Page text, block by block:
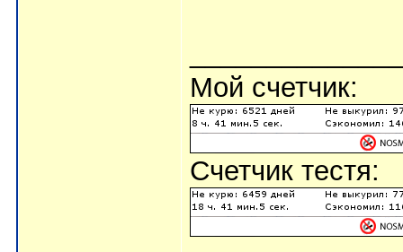
Мой счетчик:
Счетчик тестя: